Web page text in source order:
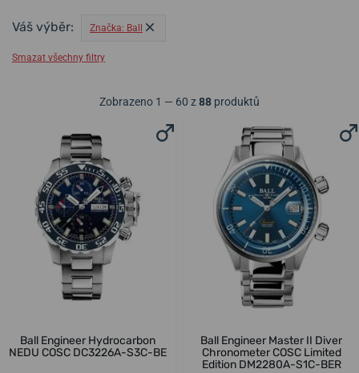
Váš výběr: Značka: Ball
Smazat všechny filtry
Zobrazeno 1 — 60 z88 produktů
Ball Engineer Hydrocarbon
NEDU COSC DC3226A-S3C-BE
Ball Engineer Master II Diver
Chronometer COSC Limited
Edition DM2280A-S1C-BER